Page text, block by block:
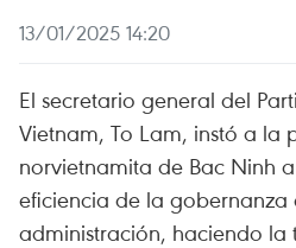
13/01/2025 14:20
El secretario general del
Vietnam, To Lam, instó a la
norvietnamita de Bac Ninh
eficiencia de la gobernanza
administración, haciendo la